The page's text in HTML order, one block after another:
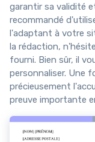
garantir sa validité
recommandé
l'adaptant à votre
la rédaction,
fourni. Bien sûr, il
personnaliser. Une
précieusement
preuve importante